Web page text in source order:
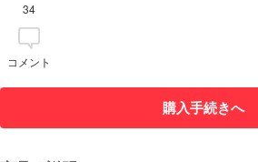
34
コメント
購入手続きへ